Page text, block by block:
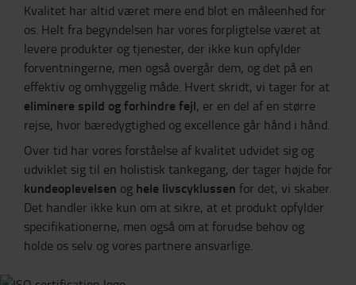
Kvalitet har altid været mere end blot en måleenhed for
os. Helt fra begyndelsen har vores forpligtelse været at
levere produkter og tjenester, der ikke kun opfylder
forventningerne, men også overgår dem, og det på en
effektiv og omhyggelig måde. Hvert skridt, vi tager for at
eliminere spild og forhindre fejl, er en del af en større
rejse, hvor bæredygtighed og excellence går hånd i hånd.
Over tid har vores forståelse af kvalitet udvidet sig og
udviklet sig til en holistisk tankegang, der tager højde for
kundeoplevelsen og hele livscyklussen for det, vi skaber.
Det handler ikke kun om at sikre, at et produkt opfylder
specifikationerne, men også om at forudse behov og
holde os selv og vores partnere ansvarlige.